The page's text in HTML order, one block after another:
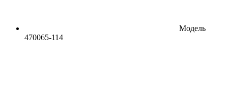
Модель
470065-114